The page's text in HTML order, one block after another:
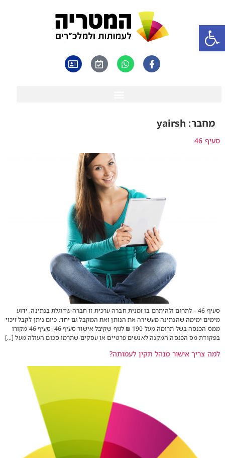
פתח סרגל נגישות
מחבר: yairsh
סעיף 46
סעיף 46 – לתרום ולהיתרם בו זמנית חברה ערכית זו חברה שדוגלת בנתינה. ידוע
מימים ימימה שהנתינה מעשירה את הנותן ואת המקבל גם יחד. כיום ניתן לקבל זיכוי
ממס הכנסה בשל תרומה מעל 190 ₪ לגוף שקיבל אישור סעיף 46. סעיף 46 מקורו
בפקודת מס הכנסה המקנה לאנשים פרטיים או עסקים שתרמו סכום העולה מעל […]
למה צריך אישור מנהל תקין לעמותה?